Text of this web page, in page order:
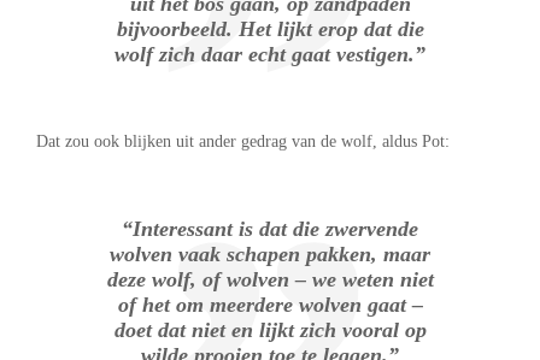
bijvoorbeeld. Het lijkt erop dat die
wolf zich daar echt gaat vestigen.”
Dat zou ook blijken uit ander gedrag van de wolf, aldus Pot:
“Interessant is dat die zwervende
wolven vaak schapen pakken, maar
deze wolf, of wolven – we weten niet
of het om meerdere wolven gaat –
doet dat niet en lijkt zich vooral op